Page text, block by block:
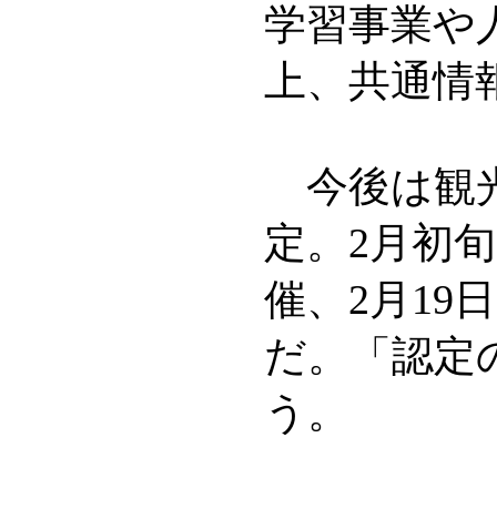
学習事業や
上、共通
今後は観
定。2月初
催、2月19
だ。「認定
う。